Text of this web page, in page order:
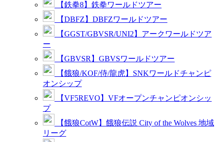
【鉄拳8】鉄拳ワールドツアー
【DBFZ】DBFZワールドツアー
【GGST/GBVSR/UNI2】アークワールドツア
ー
【GBVSR】GBVSワールドツアー
【餓狼/KOF/侍/龍虎】SNKワールドチャンピ
オンシップ
【VF5REVO】VFオープンチャンピオンシッ
プ
【餓狼CotW】餓狼伝説 City of the Wolves 地域
リーグ